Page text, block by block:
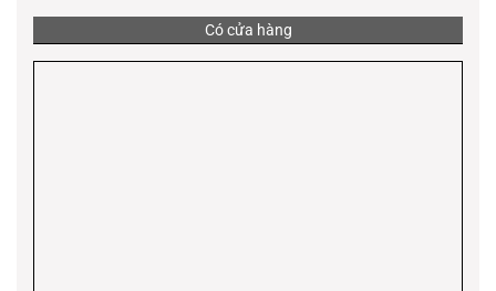
Cócửa hàng